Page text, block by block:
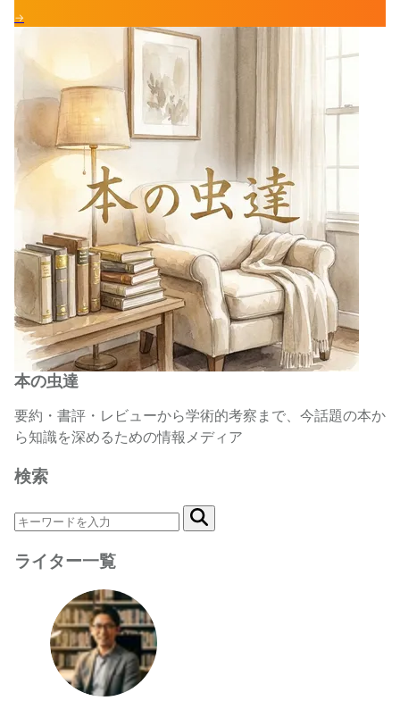
→
本の虫達
要約・書評・レビューから学術的考察まで、今話題の本か
ら知識を深めるための情報メディア
検索
ライター一覧